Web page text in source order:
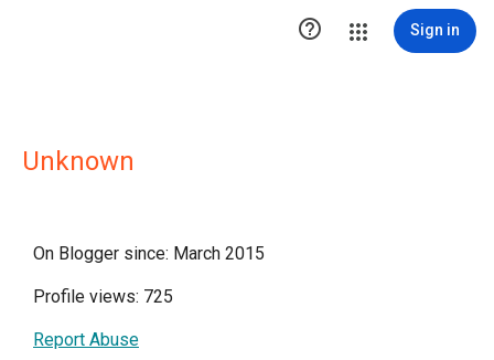
 Sign in
Unknown
On Blogger since: March 2015
Profile views: 725
Report Abuse